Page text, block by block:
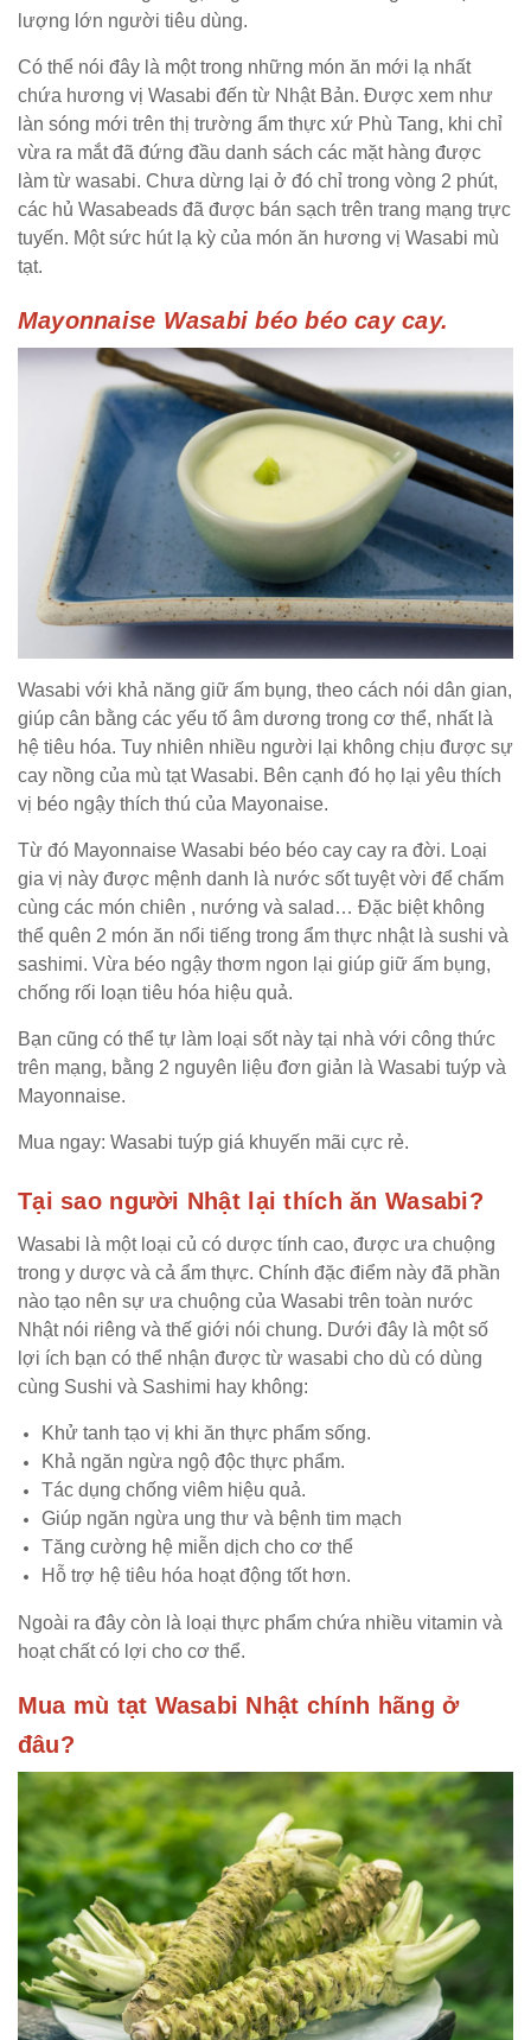
lượng lớn người tiêu dùng.
Có thể nói đây là một trong những món ăn mới lạ nhất
chứa hương vị Wasabi đến từ Nhật Bản. Được xem như
làn sóng mới trên thị trường ẩm thực xứ Phù Tang, khi chỉ
vừa ra mắt đã đứng đầu danh sách các mặt hàng được
làm từ wasabi. Chưa dừng lại ở đó chỉ trong vòng 2 phút,
các hủ Wasabeads đã được bán sạch trên trang mạng trực
tuyến. Một sức hút lạ kỳ của món ăn hương vị Wasabi mù
tạt.
Mayonnaise Wasabi béo béo cay cay.
Wasabi với khả năng giữ ấm bụng, theo cách nói dân gian,
giúp cân bằng các yếu tố âm dương trong cơ thể, nhất là
hệ tiêu hóa. Tuy nhiên nhiều người lại không chịu được sự
cay nồng của mù tạt Wasabi. Bên cạnh đó họ lại yêu thích
vị béo ngậy thích thú của Mayonaise.
Từ đó Mayonnaise Wasabi béo béo cay cay ra đời. Loại
gia vị này được mệnh danh là nước sốt tuyệt vời để chấm
cùng các món chiên , nướng và salad… Đặc biệt không
thể quên 2 món ăn nổi tiếng trong ẩm thực nhật là sushi và
sashimi. Vừa béo ngậy thơm ngon lại giúp giữ ấm bụng,
chống rối loạn tiêu hóa hiệu quả.
Bạn cũng có thể tự làm loại sốt này tại nhà với công thức
trên mạng, bằng 2 nguyên liệu đơn giản là Wasabi tuýp và
Mayonnaise.
Mua ngay: Wasabi tuýp giá khuyến mãi cực rẻ.
Tại sao người Nhật lại thích ăn Wasabi?
Wasabi là một loại củ có dược tính cao, được ưa chuộng
trong y dược và cả ẩm thực. Chính đặc điểm này đã phần
nào tạo nên sự ưa chuộng của Wasabi trên toàn nước
Nhật nói riêng và thế giới nói chung. Dưới đây là một số
lợi ích bạn có thể nhận được từ wasabi cho dù có dùng
cùng Sushi và Sashimi hay không:
Khử tanh tạo vị khi ăn thực phẩm sống.
Khả ngăn ngừa ngộ độc thực phẩm.
Tác dụng chống viêm hiệu quả.
Giúp ngăn ngừa ung thư và bệnh tim mạch
Tăng cường hệ miễn dịch cho cơ thể
Hỗ trợ hệ tiêu hóa hoạt động tốt hơn.
Ngoài ra đây còn là loại thực phẩm chứa nhiều vitamin và
hoạt chất có lợi cho cơ thể.
Mua mù tạt Wasabi Nhật chính hãng ở
đâu?